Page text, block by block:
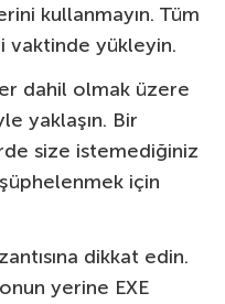
kullanmayın. Tüm
vaktinde yükleyin.
dahil olmak üzere
yaklaşın. Bir
size istemediğiniz
için
dikkat edin.
yerine EXE